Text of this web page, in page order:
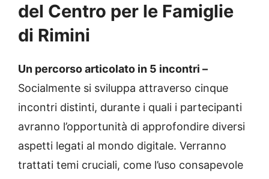
del Centro per le Famiglie
di Rimini
Un percorso articolato in 5 incontri –
Socialmente si sviluppa attraverso cinque
incontri distinti, durante i quali i partecipanti
avranno l’opportunità di approfondire diversi
aspetti legati al mondo digitale. Verranno
trattati temi cruciali, come l’uso consapevole